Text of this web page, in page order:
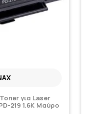
για Laser
219 1.6K Μαύρο